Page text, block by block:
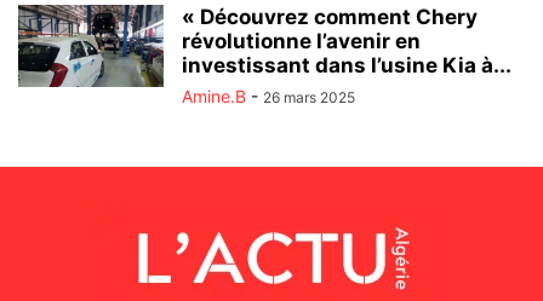
« Découvrez comment Chery
révolutionne l’avenir en
investissant dans l’usine Kia à...
Amine.B - 26 mars 2025